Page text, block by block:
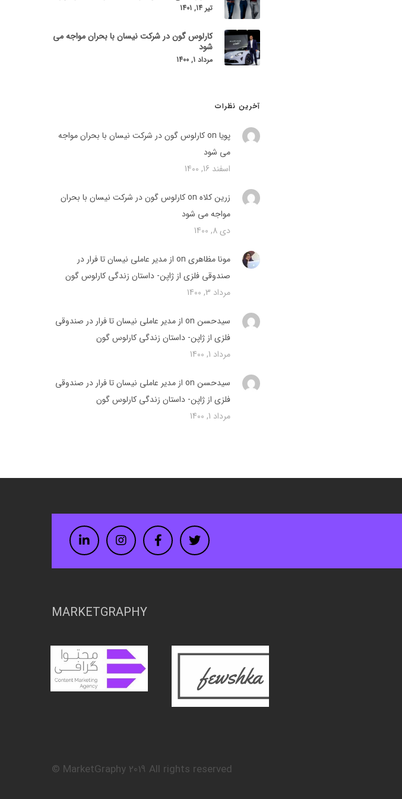
تیر 14, 1401
کارلوس گون در شرکت نیسان با بحران مواجه می
شود
مرداد 1, 1400
آخرین نظرات
پویا on
کارلوس گون در شرکت نیسان با بحران مواجه
می شود
اسفند 16, 1400
زرین کلاه
کارلوس گون در شرکت نیسان با بحران
مواجه می شود
دی 8, 1400
مونا مظاهری on
از مدیر عاملی نیسان تا فرار در
صندوقی فلزی از ژاپن- داستان زندگی کارلوس گون
مرداد 3, 1400
سیدحسن on
از مدیر عاملی نیسان تا فرار در صندوقی
فلزی از ژاپن- داستان زندگی کارلوس گون
مرداد 1, 1400
سیدحسن on
از مدیر عاملی نیسان تا فرار در صندوقی
فلزی از ژاپن- داستان زندگی کارلوس گون
مرداد 1, 1400
Twitter
Facebook
Instagram
LinkedIn
MARKETGRAPHY